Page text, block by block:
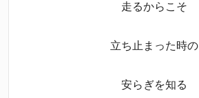
走るからこそ
立ち止まった時の
安らぎを知る